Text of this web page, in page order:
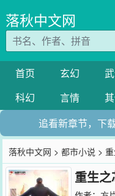
落秋中文网
首页 玄幻
科幻
言情
追看新章节，下
落秋中文网 >都市小说 >
重生